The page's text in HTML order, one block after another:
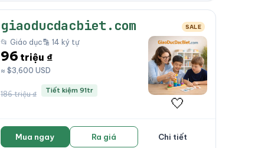
giaoducdacbiet.com SALE
📂 Giáo dục🔡 14 ký tự
96 triệu ₫
≈ $3,600 USD
186 triệu ₫ Tiết kiệm 91tr
🤍
Mua ngay Ra giá Chi tiết